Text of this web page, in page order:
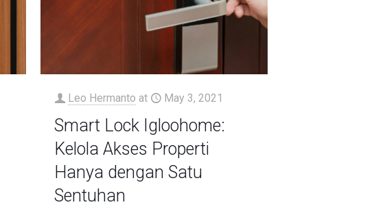
Leo Hermanto at May 3, 2021
Smart Lock Igloohome:
Kelola Akses Properti
Hanya dengan Satu
Sentuhan